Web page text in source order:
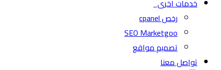
خدمات اخرى
رخص cpanel
SEO Marketgoo
تصميم مواقع
تواصل معنا